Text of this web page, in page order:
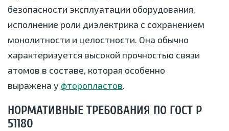
безопасности эксплуатации оборудования,
исполнение роли диэлектрика с сохранением
монолитности и целостности. Она обычно
характеризуется высокой прочностью связи
атомов в составе, которая особенно
выражена у фторопластов.
НОРМАТИВНЫЕ ТРЕБОВАНИЯ ПО ГОСТ Р
51180